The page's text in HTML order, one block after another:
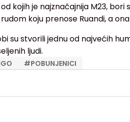
kojih je najznačajnija M23,
koju prenose Ruandi, a
su stvorili jednu od najvećih
ljudi.
#POBUNJENICI